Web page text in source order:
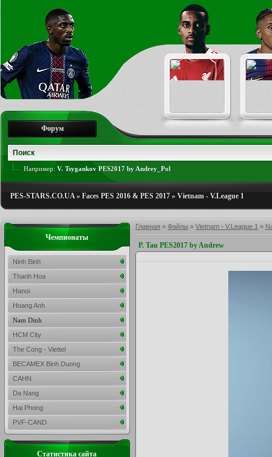
Форум
Например: V. Tsygankov PES2017 by Andrey_Pol
PES-STARS.CO.UA» Faces PES 2016 & PES 2017 » Vietnam - V.League 1
Главная » Файлы » Vietnam - V.League 1 »
P. Tau PES2017 by Andrew
Чемпионаты
Ninh Binh
Thanh Hoa
Hanoi
Hoang Anh
Nam Dinh
HCM City
The Cong - Viettel
BECAMEX Binh Duong
CAHN
Da Nang
Hai Phong
PVF-CAND
Статистика сайта